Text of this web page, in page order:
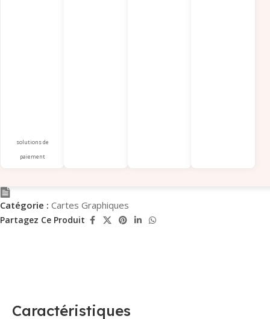
solutions de
paiement
Catégorie : Cartes Graphiques
Partagez Ce Produit
Caractéristiques